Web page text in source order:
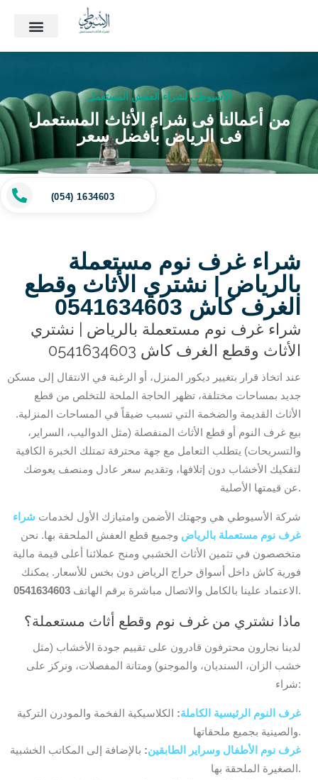
الأسيوطي لشراء العفش المستعمل
من أعمالنا فى شراء الأثاث المستعمل
فى الرياض بأفضل سعر
شراء غرف نوم مستعملة
بالرياض | نشتري الأثاث وقطع
الغرف كاش 0541634603
شراء غرف نوم مستعملة بالرياض | نشتري
الأثاث وقطع الغرف كاش 0541634603
عند اتخاذ قرار بتغيير ديكور المنزل، أو الرغبة في الانتقال إلى مسكن
جديد بمساحات مختلفة، تظهر الحاجة الملحة للتخلص من قطع
الأثاث القديمة والضخمة التي تسبب ضيقاً في المساحات المنزلية.
بيع غرف النوم أو قطع الأثاث المنفصلة (مثل الدواليب، السراير،
والتسريحات) يتطلب التعامل مع جهة محترفة تمتلك الخبرة الكافية
لتفكيك الأخشاب دون إتلافها، وتقديم سعر عادل ومنصف يعوضك
عن قيمتها الأصلية.
شركة الأسيوطي هي وجهتك الأضمن وامتيازك الأول لخدمات شراء
غرف نوم مستعملة بالرياض وجميع قطع العفش الملحقة بها. نحن
متخصصون في تثمين الأثاث الخشبي ومنح عملائنا أعلى قيمة مالية
فورية كاش داخل أسواق حراج الرياض دون بخس للأسعار. يمكنك
الاعتماد علينا بالكامل والاتصال مباشرة برقم الهاتف 0541634603 .
ماذا نشتري من غرف نوم وقطع أثاث مستعملة؟
لدينا نجارون محترفون قادرون على تقييم جودة الأخشاب (مثل
خشب الزان، السنديان، والموجنو) ومتانة المفصلات، ونركز على
شراء:
غرف النوم الرئيسية الكاملة: الكلاسيكية الفخمة والمودرن التركية
والصينية بجميع ملحقاتها.
غرف نوم الأطفال وسراير الطابقين: بالإضافة إلى المكاتب الخشبية
الصغيرة الملحقة بها.
(054) 1634603